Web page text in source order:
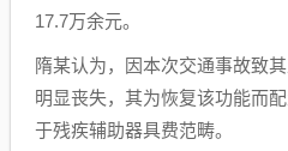
17.7万余元。
隋某认为，因本次交通事故致
明显丧失，其为恢复该功能而
于残疾辅助器具费范畴。